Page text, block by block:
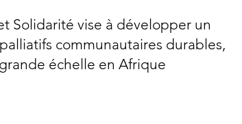
Solidarité vise à développer un
communautaires durables,
échelle en Afrique